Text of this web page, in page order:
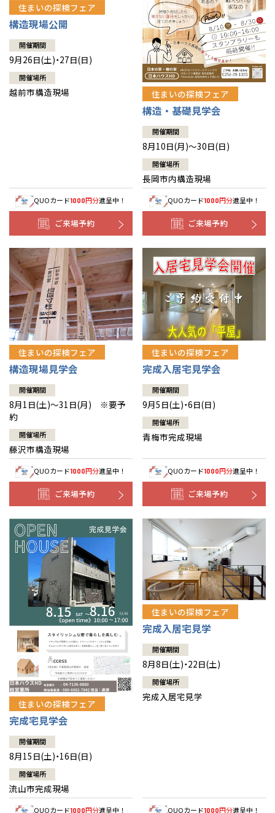
住まいの探検フェア
構造現場公開
開催期間
9月26日(土)・27日(日)
開催場所
越前市構造現場
QUOカード1000円分進呈中！
ご来場予約
住まいの探検フェア
構造・基礎見学会
開催期間
8月10日(月)～30日(日)
開催場所
長岡市内構造現場
QUOカード1000円分進呈中！
ご来場予約
住まいの探検フェア
構造現場見学会
開催期間
8月1日(土)～31日(月) ※要予
約
開催場所
藤沢市構造現場
QUOカード1000円分進呈中！
ご来場予約
住まいの探検フェア
完成入居宅見学会
開催期間
9月5日(土)・6日(日)
開催場所
青梅市完成現場
QUOカード1000円分進呈中！
ご来場予約
住まいの探検フェア
完成宅見学会
開催期間
8月15日(土)・16日(日)
開催場所
流山市完成現場
QUOカード1000円分進呈中！
住まいの探検フェア
完成入居宅見学
開催期間
8月8日(土)・22日(土)
開催場所
完成入居宅見学
QUOカード1000円分進呈中！